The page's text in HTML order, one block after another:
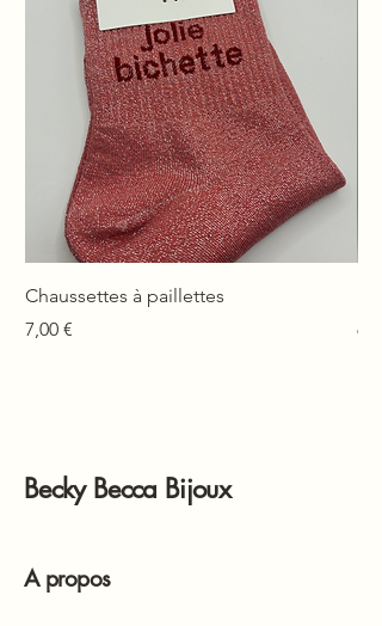
Chaussettes à paillettes
Prix
7,00 €
Prix
Becky Becca Bijoux
A propos